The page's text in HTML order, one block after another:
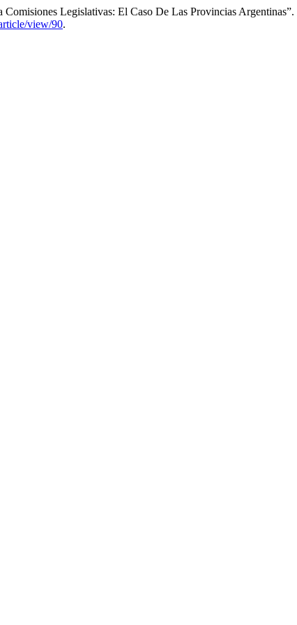
Legislativas: El Caso De Las Provincias Argentinas”.
view/90.